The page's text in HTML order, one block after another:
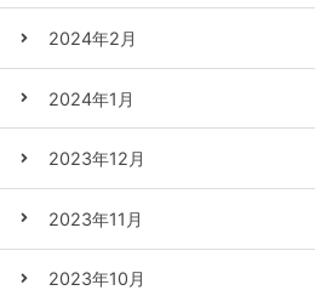
2024年2月
2024年1月
2023年12月
2023年11月
2023年10月